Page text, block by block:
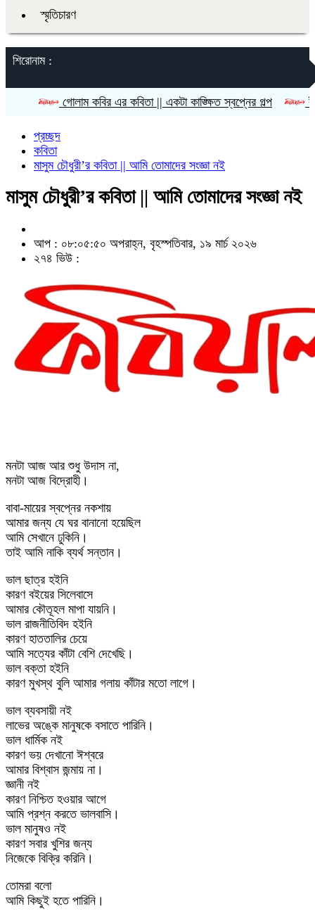
স্মৃতিচারণ
শিরোনাম :
গোলাম কবির এর কবিতা || একটা কাঙ্ক্ষিত স্বপ্নের গল্প রীতি চাকমা’র
প্রচ্ছদ
কবিতা
মাসুম চৌধুরী’র কবিতা || আমি তোমাদের সংজ্ঞা নই
মাসুম চৌধুরী’র কবিতা || আমি তোমাদের সংজ্ঞা নই
আপ : ০৮:০৫:৫০ অপরাহ্ন, বৃহস্পতিবার, ১৯ মার্চ ২০২৬
২৭৪ ভিউ :
মনটা আজ আর শুধু উদাস না,
মনটা আজ বিদ্রোহী।
বাবা-মায়ের স্বপ্নের নকশায়
আমার জন্য যে ঘর বানানো হয়েছিল
আমি সেখানে ঢুকিনি।
তাই আমি নাকি ব্যর্থ সন্তান।
ভাল ছাত্র হইনি
কারণ বইয়ের সিলেবাসে
আমার কৌতূহল মাপা যায়নি।
ভাল রাজনীতিবিদ হইনি
কারণ হাততালির চেয়ে
আমি সত্যের কাঁটা বেশি দেখেছি।
ভাল বক্তা হইনি
কারণ মুখস্থ বুলি আমার গলায় কাঁটার মতো লাগে।
ভাল ব্যবসায়ী নই
লাভের অঙ্কে মানুষকে বসাতে পারিনি।
ভাল ধার্মিক নই
কারণ ভয় দেখানো ঈশ্বরে
আমার বিশ্বাস জন্মায় না।
জ্ঞানী নই
কারণ নিশ্চিত হওয়ার আগে
আমি প্রশ্ন করতে ভালবাসি।
ভাল মানুষও নই
কারণ সবার খুশির জন্য
নিজেকে বিক্রি করিনি।
তোমরা বলো
আমি কিছুই হতে পারিনি।